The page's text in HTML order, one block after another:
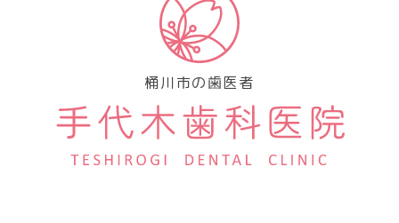
桶川市の歯医者